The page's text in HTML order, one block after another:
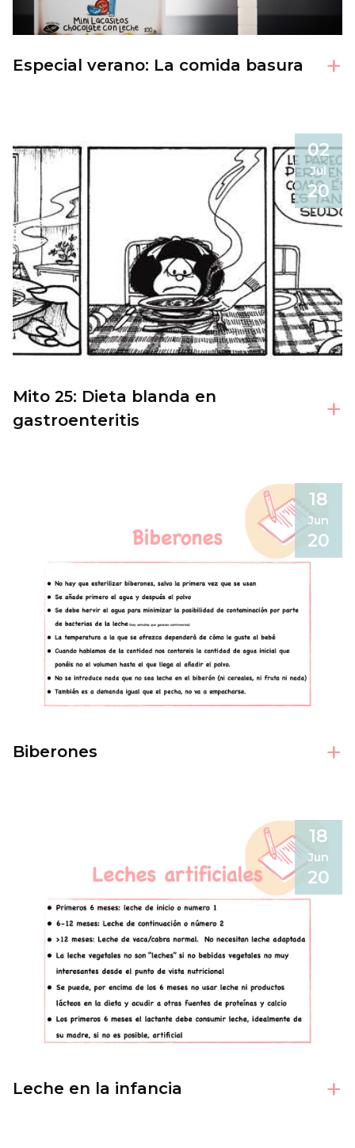
Especial verano: La comida basura +
02
Jul
20
Mito 25: Dieta blanda en
gastroenteritis
+
18
Jun
20
Biberones +
18
Jun
20
Leche en la infancia +